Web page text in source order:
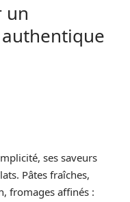
un
ses saveurs
Pâtes fraîches,
fromages affinés :